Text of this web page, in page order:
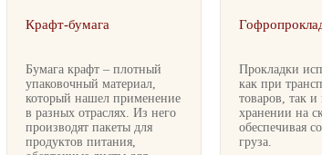
Крафт-бумага
Бумага крафт – плотный
упаковочный материал,
который нашел применение
в разных отраслях. Из него
производят пакеты для
продуктов питания,
Прокладки
как при
товаров, так
хранении на
обеспечивая
груза.